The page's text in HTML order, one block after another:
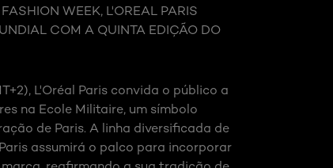
WEEK, L'OREAL PARIS
COM A QUINTA EDIÇÃO DO
L'Oréal Paris convida o público a
na Ecole Militaire, um símbolo
de Paris. A linha diversificada de
assumirá o palco para incorporar